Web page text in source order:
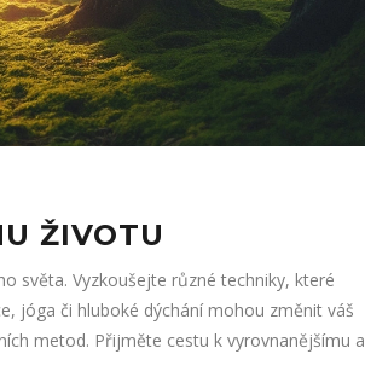
ŽIVOTU
světa. Vyzkoušejte různé techniky, které
jóga či hluboké dýchání mohou změnit váš
metod. Přijměte cestu k vyrovnanějšímu a